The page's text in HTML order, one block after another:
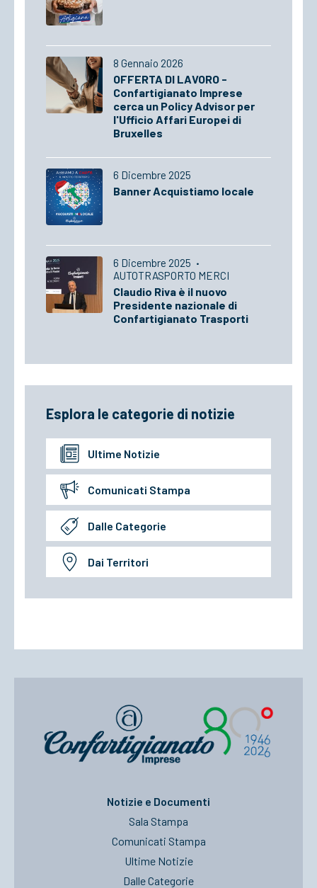
8 Gennaio 2026
OFFERTA DI LAVORO -
Confartigianato Imprese
cerca un Policy Advisor per
l'Ufficio Affari Europei di
Bruxelles
6 Dicembre 2025
Banner Acquistiamo locale
6 Dicembre 2025 ·
AUTOTRASPORTO MERCI
Claudio Riva è il nuovo
Presidente nazionale di
Confartigianato Trasporti
Esplora le categorie di notizie
Ultime Notizie
Comunicati Stampa
Dalle Categorie
Dai Territori
Notizie e Documenti
Sala Stampa
Comunicati Stampa
Ultime Notizie
Dalle Categorie